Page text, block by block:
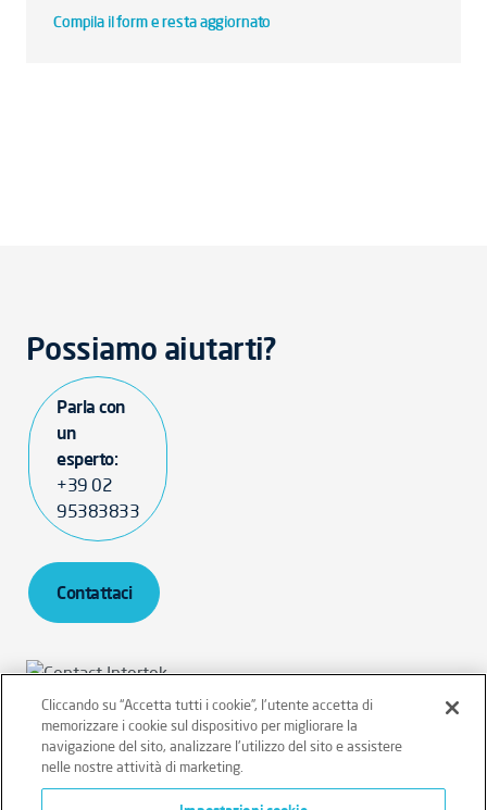
Compila il form e resta aggiornato
Possiamo aiutarti?
Parla con
un
esperto:
+39 02
95383833
Contattaci
Intertek Italia SpA - P.IVA 12431470157
Privacy sito Privacy clienti/fornitori Cookie Policy
Cliccando su “Accetta tutti i cookie”, l'utente accetta di
memorizzare i cookie sul dispositivo per migliorare la
navigazione del sito, analizzare l'utilizzo del sito e assistere
nelle nostre attività di marketing.